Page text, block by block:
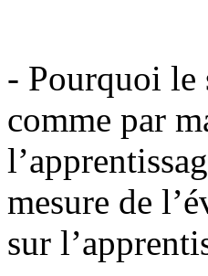
- Pourquoi le
comme par
mesure de
sur